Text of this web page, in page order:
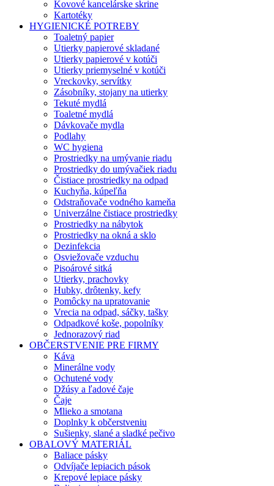
Kovové kancelárske skrine
Kartotéky
HYGIENICKÉ POTREBY
Toaletný papier
Utierky papierové skladané
Utierky papierové v kotúči
Utierky priemyselné v kotúči
Vreckovky, servítky
Zásobníky, stojany na utierky
Tekuté mydlá
Toaletné mydlá
Dávkovače mydla
Podlahy
WC hygiena
Prostriedky na umývanie riadu
Prostriedky do umývačiek riadu
Čistiace prostriedky na odpad
Kuchyňa, kúpeľňa
Odstraňovače vodného kameňa
Univerzálne čistiace prostriedky
Prostriedky na nábytok
Prostriedky na okná a sklo
Dezinfekcia
Osviežovače vzduchu
Pisoárové sitká
Utierky, prachovky
Hubky, drôtenky, kefy
Pomôcky na upratovanie
Vrecia na odpad, sáčky, tašky
Odpadkové koše, popolníky
Jednorazový riad
OBČERSTVENIE PRE FIRMY
Káva
Minerálne vody
Ochutené vody
Džúsy a ľadové čaje
Čaje
Mlieko a smotana
Doplnky k občerstveniu
Sušienky, slané a sladké pečivo
OBALOVÝ MATERIÁL
Baliace pásky
Odvíjače lepiacich pások
Krepové lepiace pásky